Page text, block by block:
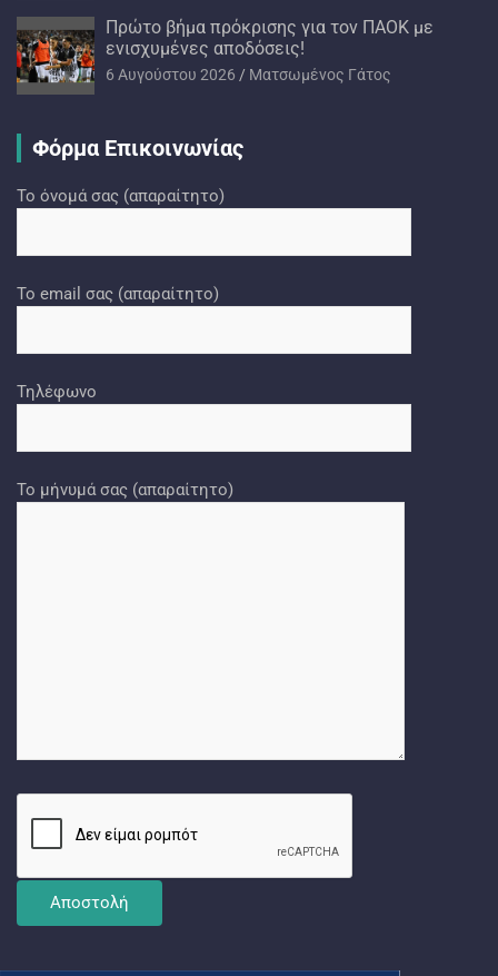
Πρώτο βήμα πρόκρισης για τον ΠΑΟΚ με
ενισχυμένες αποδόσεις!
6 Αυγούστου 2026 Ματσωμένος Γάτος
Φόρμα Επικοινωνίας
Το όνομά σας (απαραίτητο)
Το email σας (απαραίτητο)
Τηλέφωνο
Το μήνυμά σας (απαραίτητο)